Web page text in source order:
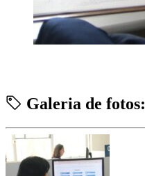
Galeria de fotos: